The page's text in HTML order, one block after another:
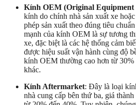
Kính OEM (Original
kính do chính nhà sản xuất xe
phép sản xuất theo đúng tiêu
mạnh của kính OEM là sự tương
xe, đặc biệt là các hệ thống cảm
được hiệu suất vận hành cùng độ
kính OEM thường cao hơn từ
khác.
Kính Aftermarket: Đây là loại
nhà cung cấp bên thứ ba, giá